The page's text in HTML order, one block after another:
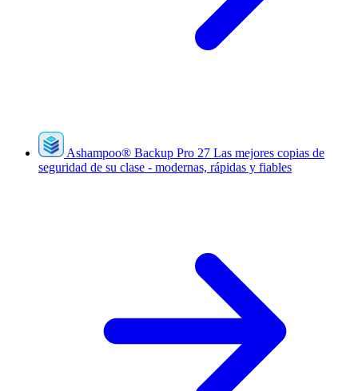
Ashampoo® Backup Pro 27 Las mejores copias de
seguridad de su clase - modernas, rápidas y fiables